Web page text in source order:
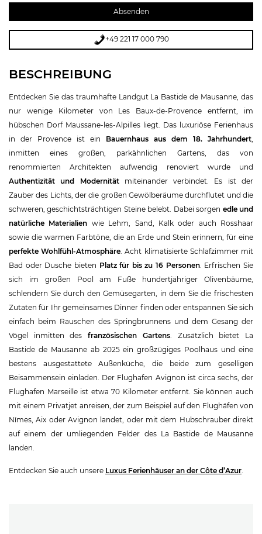
+49 221 17 000 790
BESCHREIBUNG
Entdecken Sie das traumhafte Landgut La Bastide de Mausanne, das
nur wenige Kilometer von Les Baux-de-Provence entfernt, im
hübschen Dorf Maussane-les-Alpilles liegt. Das luxuriöse Ferienhaus
in der Provence ist ein Bauernhaus aus dem 18. Jahrhundert
inmitten eines großen, parkähnlichen Gartens, das von
renommierten Architekten aufwendig renoviert wurde und
Authentizität und Modernitätmiteinander verbindet. Es ist der
Zauber des Lichts, der die großen Gewölberäume durchflutet und die
schweren, geschichtsträchtigen Steine belebt. Dabei sorgen edle und
natürliche Materialien wie Lehm, Sand, Kalk oder auch Rosshaar
sowie die warmen Farbtöne, die an Erde und Stein erinnern, für eine
perfekte Wohlfühl-Atmosphäre . Acht klimatisierte Schlafzimmer mit
Bad oder Dusche bieten Platz für bis zu 16 Personen. Erfrischen Sie
sich im großen Pool am Fuße hundertjähriger Olivenbäume,
schlendern Sie durch den Gemüsegarten, in dem Sie die frischesten
Zutaten für Ihr gemeinsames Dinner finden oder entspannen Sie sich
einfach beim Rauschen des Springbrunnens und dem Gesang der
Vögel inmitten desfranzösischen Gartens. Zusätzlich bietet La
Bastide de Mausanne ab 2025 ein großzügiges Poolhaus und eine
bestens ausgestattete Außenküche, die beide zum geselligen
Beisammensein einladen. Der Flughafen Avignon ist circa sechs, der
Flughafen Marseille ist etwa 70 Kilometer entfernt. Sie können auch
mit einem Privatjet anreisen, der zum Beispiel auf den Flughäfen von
Nîmes, Aix oder Avignon landet, oder mit dem Hubschrauber direkt
auf einem der umliegenden Felder des La Bastide de Mausanne
landen.
Entdecken Sie auch unsere Luxus Ferienhäuser an der Côte d’Azur